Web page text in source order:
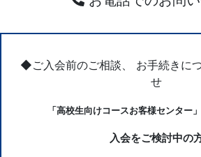
◆ご入会前のご相談、 お手続きに
せ
「高校生向けコースお客様センター
入会をご検討中の